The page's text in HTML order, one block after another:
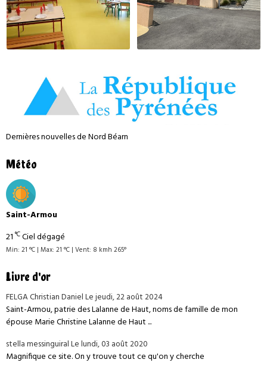
Dernières nouvelles de Nord Béarn
Météo
Saint-Armou
21 °CCiel dégagé
Min: 21 °C | Max: 21 °C | Vent: 8 kmh 265°
Livre d'or
FELGA Christian DanielLe jeudi, 22 août 2024
Saint-Armou, patrie des Lalanne de Haut, noms de famille de mon
épouse Marie Christine Lalanne de Haut ...
stella messinguiralLe lundi, 03 août 2020
Magnifique ce site. On y trouve tout ce qu'on y cherche